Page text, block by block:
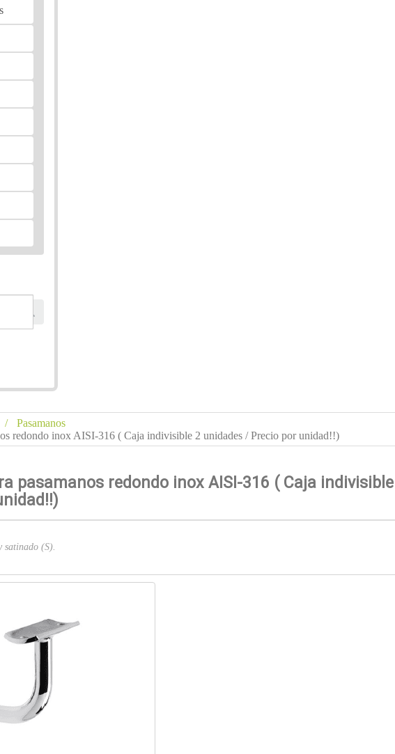
Pasamanos
redondo inox AISI-316 ( Caja indivisible 2 unidades / Precio por unidad!!)
pasamanos redondo inox AISI-316 ( Caja
satinado (S).